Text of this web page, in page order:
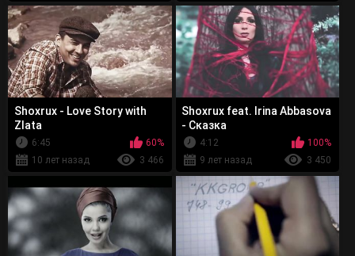
Shoxrux - Love Story with
Zlata
6:45
60%
10 лет назад
3 466
Shoxrux feat. Irina Abbasova
- Сказка
4:12
100%
9 лет назад
3 450